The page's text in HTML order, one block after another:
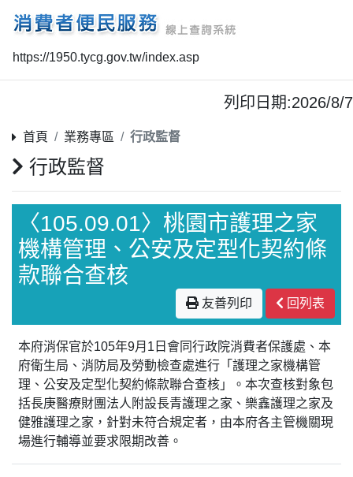
https://1950.tycg.gov.tw/index.asp
列印日期:2026/8/7
首頁 業務專區 行政監督
行政監督
〈105.09.01〉桃園市護理之家
機構管理、公安及定型化契約條
款聯合查核
友善列印 回列表
本府消保官於105年9月1日會同行政院消費者保護處、本
府衛生局、消防局及勞動檢查處進行「護理之家機構管
理、公安及定型化契約條款聯合查核」。本次查核對象包
括長庚醫療財團法人附設長青護理之家、樂鑫護理之家及
健雅護理之家，針對未符合規定者，由本府各主管機關現
場進行輔導並要求限期改善。